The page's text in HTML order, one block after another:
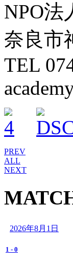
NPO法
奈良市
TEL
PREV
ALL
NEXT
2026年8月1日
1 - 0